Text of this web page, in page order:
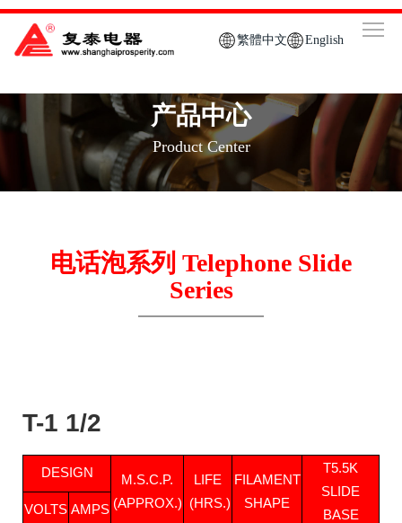
繁體中文 English
产品中心
Product Center
电话泡系列 Telephone Slide
Series
T-1 1/2
DESIGN
M.S.C.P.
(APPROX.)
LIFE
(HRS.)
FILAMENT
SHAPE
T5.5K
SLIDE
BASE
VOLTS AMPS